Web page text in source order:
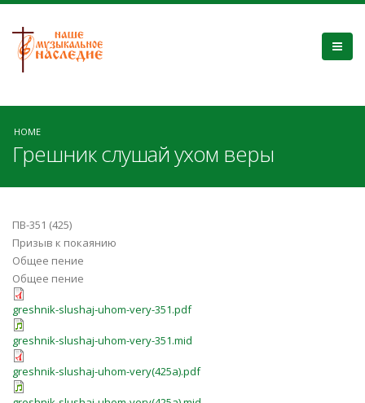
HOME
Грешник слушай ухом веры
ПВ-351 (425)
Призыв к покаянию
Общее пение
Общее пение
greshnik-slushaj-uhom-very-351.pdf
greshnik-slushaj-uhom-very-351.mid
greshnik-slushaj-uhom-very(425a).pdf